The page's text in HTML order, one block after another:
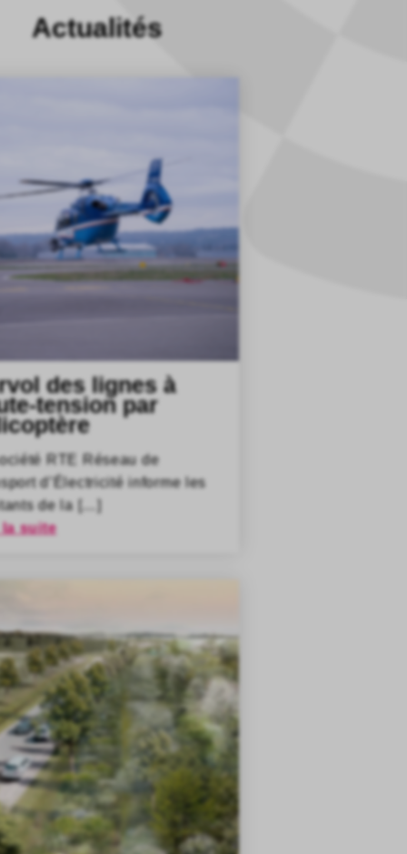
Actualités
des lignes à
tension par
RTE Réseau de
d’Électricité informe les
de la […]
suite